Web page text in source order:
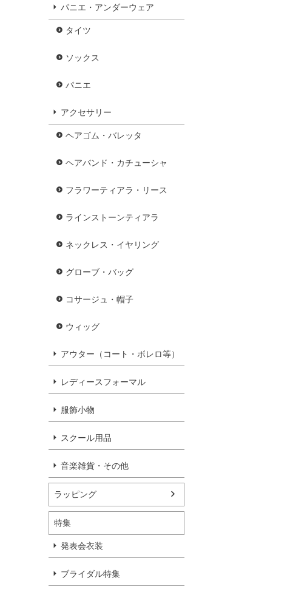
パニエ・アンダーウェア
タイツ
ソックス
パニエ
アクセサリー
ヘアゴム・バレッタ
ヘアバンド・カチューシャ
フラワーティアラ・リース
ラインストーンティアラ
ネックレス・イヤリング
グローブ・バッグ
コサージュ・帽子
ウィッグ
アウター（コート・ボレロ等）
レディースフォーマル
服飾小物
スクール用品
音楽雑貨・その他
ラッピング
特集
発表会衣装
ブライダル特集